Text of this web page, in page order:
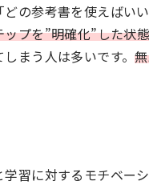
の参考書を使えばい
ップを”明確化”した状
まう人は多いです。
習に対するモチベー